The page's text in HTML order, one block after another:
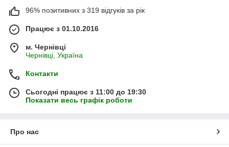
96% позитивних з 319 відгуків за рік
Працює з 01.10.2016
м. Чернівці
Чернівці, Україна
Контакти
Сьогодні працює з 11:00 до 19:30
Показати весь графік роботи
Про нас